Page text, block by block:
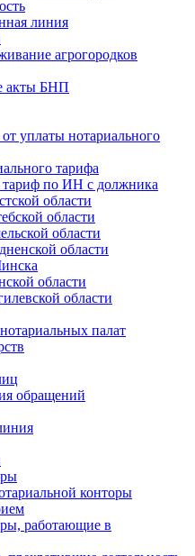
линия
агрогородков
акты БНП
уплаты нотариального
тарифа
по ИН с должника
области
области
области
области
области
области
палат
обращений
конторы
работающие в